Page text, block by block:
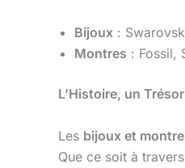
Bijoux :
Montres : Fossil,
L’Histoire, un
Les bijoux et
Que ce soit à